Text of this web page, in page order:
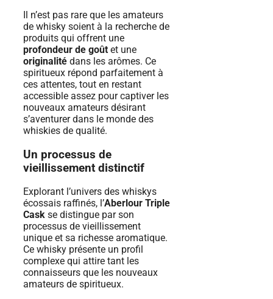
Il n’est pas rare que les amateurs
de whisky soient à la recherche de
produits qui offrent une
profondeur de goût et une
originalité dans les arômes. Ce
spiritueux répond parfaitement à
ces attentes, tout en restant
accessible assez pour captiver les
nouveaux amateurs désirant
s’aventurer dans le monde des
whiskies de qualité.
Un processus de
vieillissement distinctif
Explorant l’univers des whiskys
écossais raffinés, l’Aberlour Triple
Cask se distingue par son
processus de vieillissement
unique et sa richesse aromatique.
Ce whisky présente un profil
complexe qui attire tant les
connaisseurs que les nouveaux
amateurs de spiritueux.